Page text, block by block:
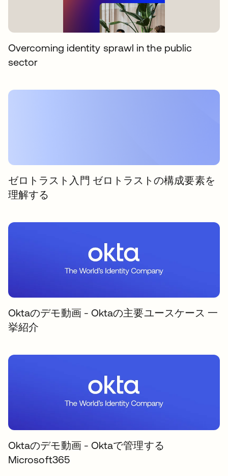
Overcoming identity sprawl in the public
sector
ゼロトラスト入門 ゼロトラストの構成要素を
理解する
Oktaのデモ動画 - Oktaの主要ユースケース 一
挙紹介
Oktaのデモ動画 - Oktaで管理する
Microsoft365